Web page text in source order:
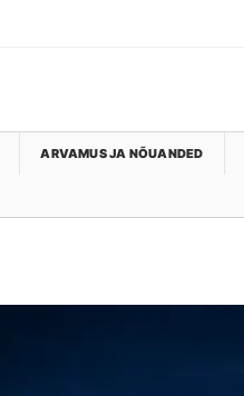
ARVAMUS JA NÕUANDED